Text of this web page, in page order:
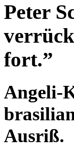
Peter
fort.”
Angeli-
Ausriß.